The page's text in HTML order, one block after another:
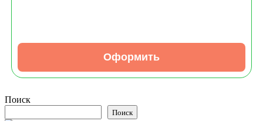
Оформить
Поиск
Поиск